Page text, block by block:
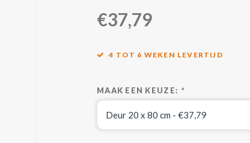
€37,79
4 TOT 6 WEKEN LEVERTIJD
MAAK EEN KEUZE: *